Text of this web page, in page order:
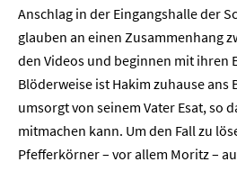
Anschlag in der Eingangshalle der
glauben an einen Zusammenhang
den Videos und beginnen mit ihren
Blöderweise ist Hakim zuhause ans
umsorgt von seinem Vater Esat, so
mitmachen kann. Um den Fall zu
Pfefferkörner – vor allem Moritz –